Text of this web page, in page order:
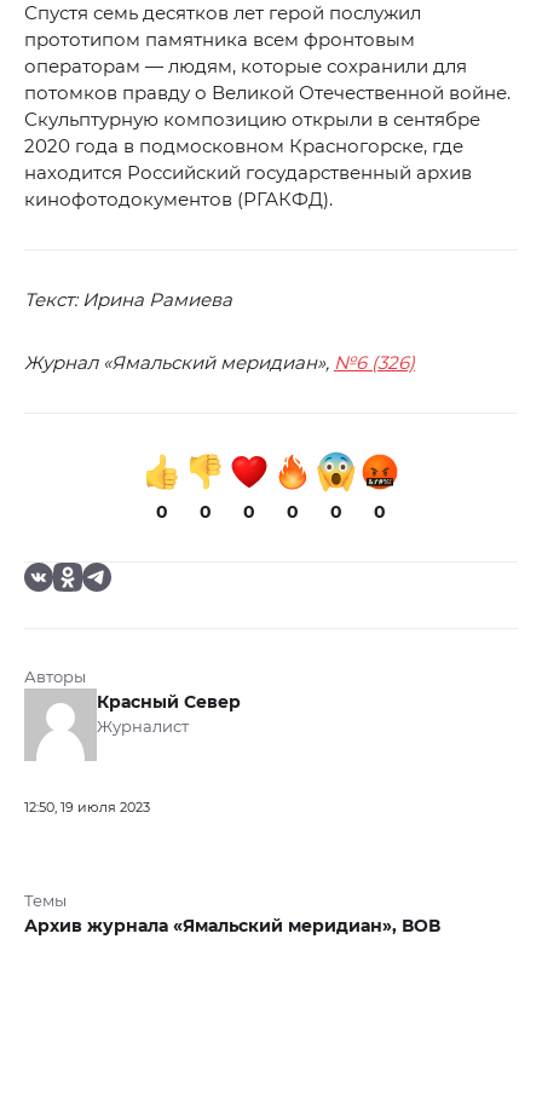
Спустя семь десятков лет герой послужил
прототипом памятника всем фронтовым
операторам — людям, которые сохранили для
потомков правду о Великой Отечественной войне.
Скульптурную композицию открыли в сентябре
2020 года в подмосковном Красногорске, где
находится Российский государственный архив
кинофотодокументов (РГАКФД).
Текст: Ирина Рамиева
Журнал «Ямальский меридиан», №6 (326)
0 0 0 0 0 0
Авторы
Красный Север
Журналист
12:50, 19 июля 2023
Темы
Архив журнала «Ямальский меридиан», ВОВ